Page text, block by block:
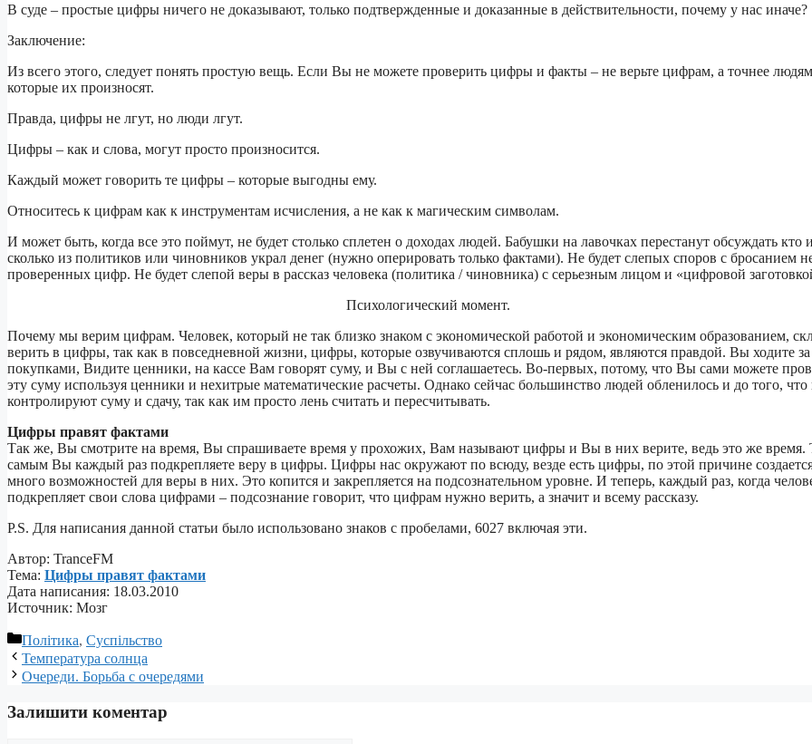
В суде – простые цифры ничего не доказывают, только подтвержденные и доказанные в действительности, почему у нас иначе?
Заключение:
Из всего этого, следует понять простую вещь. Если Вы не можете проверить цифры и факты – не верьте цифрам, а точнее
которые их произносят.
Правда, цифры не лгут, но люди лгут.
Цифры – как и слова, могут просто произносится.
Каждый может говорить те цифры – которые выгодны ему.
Относитесь к цифрам как к инструментам исчисления, а не как к магическим символам.
И может быть, когда все это поймут, не будет столько сплетен о доходах людей. Бабушки на лавочках перестанут обсуждать кто и
сколько из политиков или чиновников украл денег (нужно оперировать только фактами). Не будет слепых споров с бросанием
проверенных цифр. Не будет слепой веры в рассказ человека (политика / чиновника) с серьезным лицом и «цифровой
Психологический момент.
Почему мы верим цифрам. Человек, который не так близко знаком с экономической работой и экономическим образованием,
верить в цифры, так как в повседневной жизни, цифры, которые озвучиваются сплошь и рядом, являются правдой. Вы ходите за
покупками, Видите ценники, на кассе Вам говорят суму, и Вы с ней соглашаетесь. Во-первых, потому, что Вы сами можете
эту суму используя ценники и нехитрые математические расчеты. Однако сейчас большинство людей обленилось и до того, что
контролируют суму и сдачу, так как им просто лень считать и пересчитывать.
Цифры правят фактами
Так же, Вы смотрите на время, Вы спрашиваете время у прохожих, Вам называют цифры и Вы в них верите, ведь это же время.
самым Вы каждый раз подкрепляете веру в цифры. Цифры нас окружают по всюду, везде есть цифры, по этой причине
много возможностей для веры в них. Это копится и закрепляется на подсознательном уровне. И теперь, каждый раз, когда
подкрепляет свои слова цифрами – подсознание говорит, что цифрам нужно верить, а значит и всему рассказу.
P.S. Для написания данной статьи было использовано знаков с пробелами, 6027 включая эти.
Автор: TranceFM
Тема: Цифры правят фактами
Дата написания: 18.03.2010
Источник: Мозг
Категорії
Політика, Суспільство
Температура солнца
Очереди. Борьба с очередями
Залишити коментар